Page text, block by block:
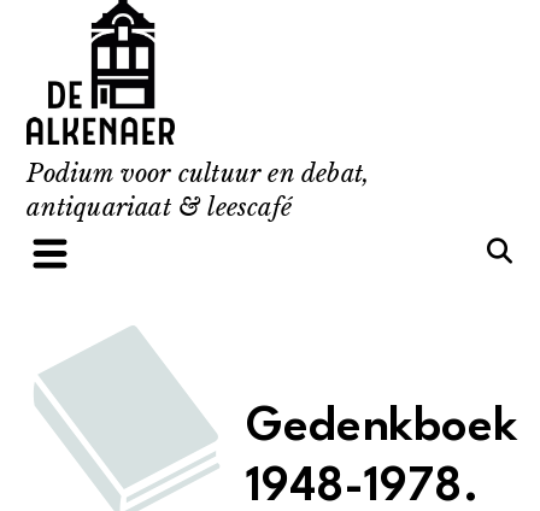
content
Podium voor cultuur en debat,
antiquariaat & leescafé
Gedenkboek
1948-1978.